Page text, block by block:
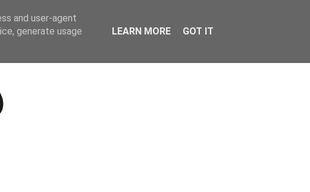
and user-agent
generate usage
LEARN MORE GOT IT